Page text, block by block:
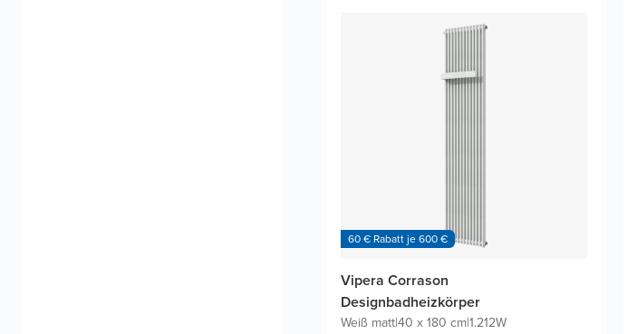
60 € Rabatt je 600 €
Vipera Corrason
Designbadheizkörper
Weiß matt|40 x 180 cm|1.212W